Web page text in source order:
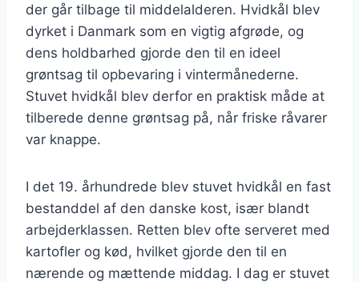
der går tilbage til middelalderen. Hvidkål blev
dyrket i Danmark som en vigtig afgrøde, og
dens holdbarhed gjorde den til en ideel
grøntsag til opbevaring i vintermånederne.
Stuvet hvidkål blev derfor en praktisk måde at
tilberede denne grøntsag på, når friske råvarer
var knappe.
I det 19. århundrede blev stuvet hvidkål en fast
bestanddel af den danske kost, især blandt
arbejderklassen. Retten blev ofte serveret med
kartofler og kød, hvilket gjorde den til en
nærende og mættende middag. I dag er stuvet